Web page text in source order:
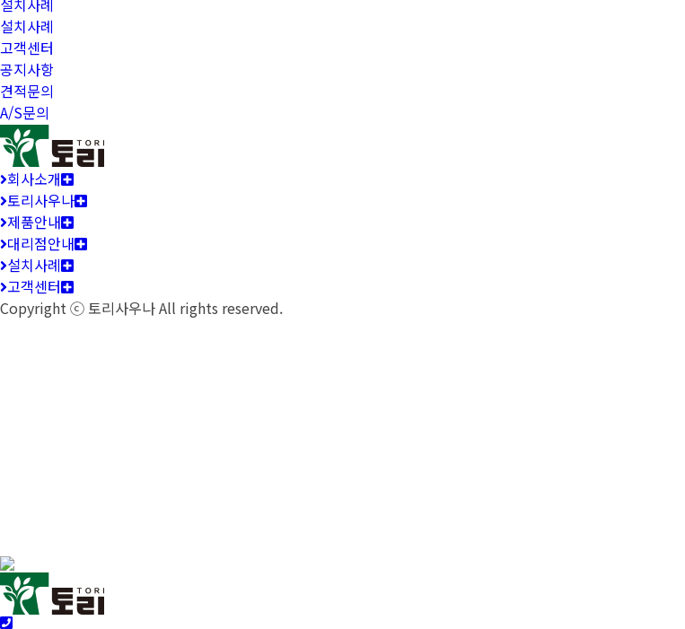
설치사례
설치사례
고객센터
공지사항
견적문의
A/S문의
회사소개
토리사우나
제품안내
대리점안내
설치사례
고객센터
Copyright ⓒ 토리사우나All rights reserved.